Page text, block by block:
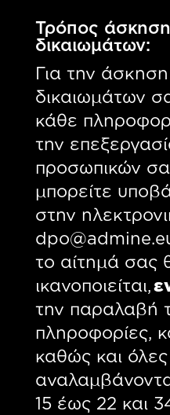
Τρόπος
δικαιωμάτων:
Για την
δικαιωμάτων
κάθε
την
προσωπικών
μπορείτε
στην
το αίτημά σας
ικανοποιείται,
την παραλαβή
πληροφορίες,
καθώς και όλες
15 έως 22 και